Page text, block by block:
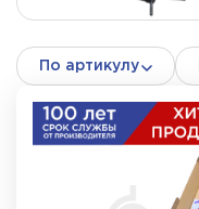
По артикулу